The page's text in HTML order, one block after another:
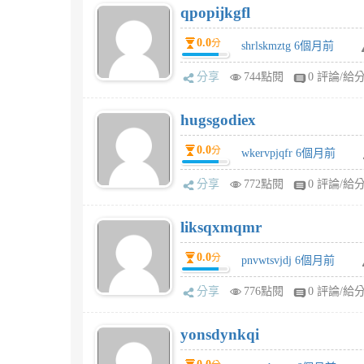
qpopijkgfl
0.0分 shrlskmztg 6個月前
分享 744點閱 0 評論/給
hugsgodiex
0.0分 wkervpjqfr 6個月前
分享 772點閱 0 評論/給
liksqxmqmr
0.0分 pnvwtsvjdj 6個月前
分享 776點閱 0 評論/給
yonsdynkqi